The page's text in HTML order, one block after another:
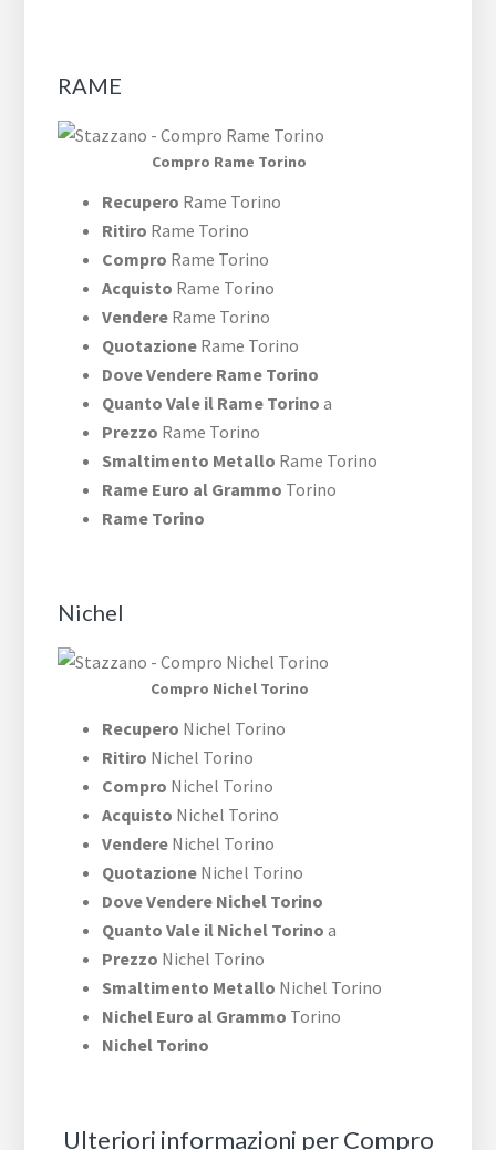
RAME
Compro Rame Torino
Recupero Rame Torino
Ritiro Rame Torino
Compro Rame Torino
Acquisto Rame Torino
Vendere Rame Torino
Quotazione Rame Torino
Dove Vendere Rame Torino
Quanto Vale il Rame Torino a
Prezzo Rame Torino
Smaltimento Metallo Rame Torino
Rame Euro al Grammo Torino
Rame Torino
Nichel
Compro Nichel Torino
Recupero Nichel Torino
Ritiro Nichel Torino
Compro Nichel Torino
Acquisto Nichel Torino
Vendere Nichel Torino
Quotazione Nichel Torino
Dove Vendere Nichel Torino
Quanto Vale il Nichel Torino a
Prezzo Nichel Torino
Smaltimento Metallo Nichel Torino
Nichel Euro al Grammo Torino
Nichel Torino
Ulteriori informazioni per Compro